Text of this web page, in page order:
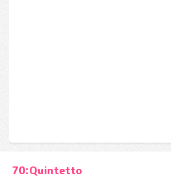
70:Quintetto